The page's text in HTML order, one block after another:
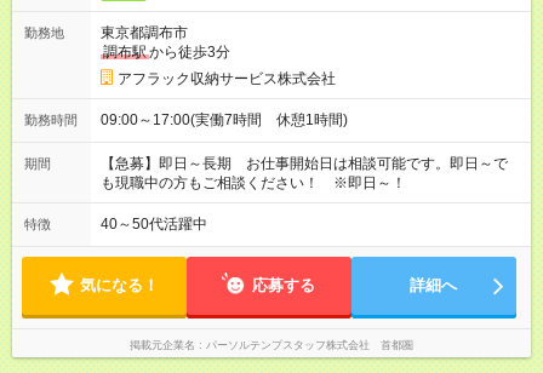
勤務地
東京都調布市
調布駅から徒歩3分
アフラック収納サービス株式会社
勤務時間 09:00～17:00(実働7時間 休憩1時間)
期間
【急募】即日～長期 お仕事開始日は相談可能です。即日～で
も現職中の方もご相談ください！ ※即日～！
特徴 40～50代活躍中
気になる！ 応募する 詳細へ
掲載元企業名 パーソルテンプスタッフ株式会社 首都圏